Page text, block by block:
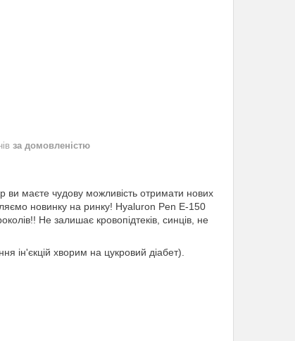
за домовленістю
ви маєте чудову можливість отримати нових
новинку на ринку! Hyaluron Pen E-150
Не залишає кровопідтеків, синців, не
ін'єкцій хворим на цукровий діабет).